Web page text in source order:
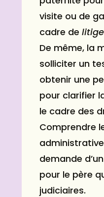
visite ou de
cadre de
De même, la
solliciter un
obtenir une
pour clarifier
le cadre des
Comprendre
demande
pour le père
judiciaires.